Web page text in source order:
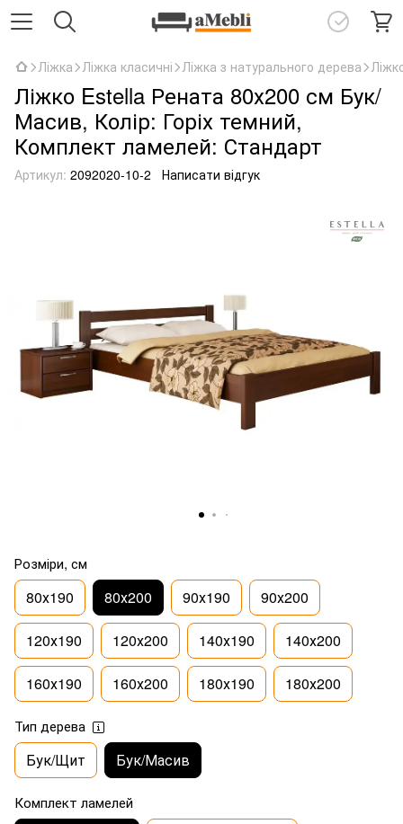
Ліжка Ліжка класичні Ліжка з натурального дерева
Ліжко Estella Рената 80х200 см Бук/
Масив, Колір: Горіх темний,
Комплект ламелей: Стандарт
Артикул: 2092020-10-2 Написати відгук
Розміри, см
80х190 80х200 90х190 90х200
120х190 120х200 140х190 140х200
160х190 160х200 180х190 180х200
Тип дерева
Бук/Щит Бук/Масив
Комплект ламелей